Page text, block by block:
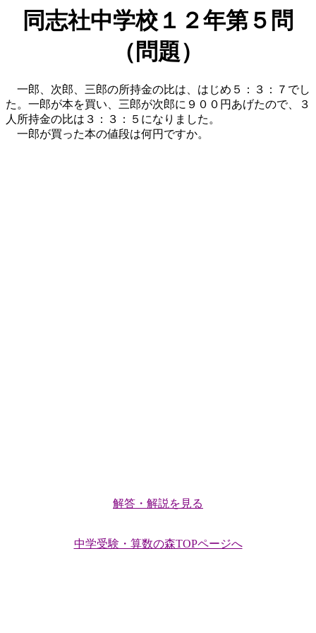
同志社中学校１２年第５問
（問題）
一郎、次郎、三郎の所持金の比は、はじめ５：３：７でし
た。一郎が本を買い、三郎が次郎に９００円あげたので、３
人所持金の比は３：３：５になりました。
一郎が買った本の値段は何円ですか。
解答・解説を見る
中学受験・算数の森TOPページへ